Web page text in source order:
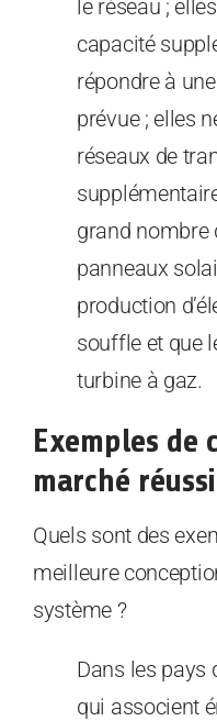
le réseau ;
capacité
répondre à
prévue ; elles
réseaux de
grand nombre
panneaux
production
souffle et que
turbine à gaz.
Exemples de
marché
Quels sont des
meilleure
système ?
Dans les pays
qui associent